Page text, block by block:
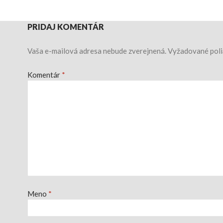
PRIDAJ KOMENTÁR
Vaša e-mailová adresa nebude zverejnená.Vyžadované
Komentár *
Meno *